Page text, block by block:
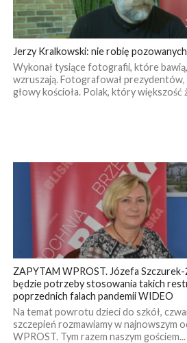
Jerzy Kralkowski: nie robię
Wykonał tysiące fotografii, które bawią,
wzruszają. Fotografował prezydentów,
głowy kościoła. Polak, który większość
ZAPYTAM WPROST. Józefa
będzie potrzeby stosowania takich
poprzednich falach pandemii WIDEO
Na temat powrotu dzieci do szkół,
szczepień rozmawiamy w najnowszym
WPROST. Tym razem naszym gościem...